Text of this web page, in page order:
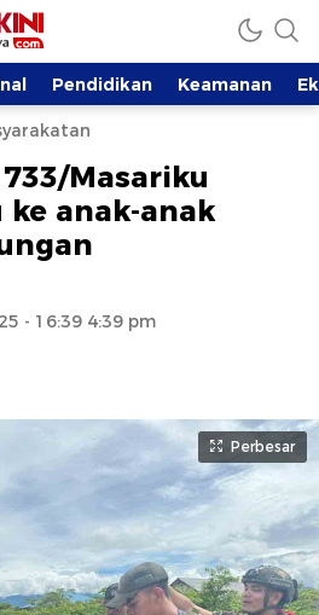
Pendidikan Keamanan
Masariku
ke anak-anak
- 16:39 4:39 pm
Perbesar